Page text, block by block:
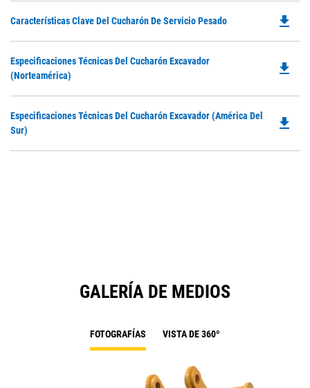
Características Clave Del Cucharón De Servicio Pesado file_download
Especificaciones Técnicas Del Cucharón Excavador
(Norteamérica)
file_download
Especificaciones Técnicas Del Cucharón Excavador (América Del
Sur)
file_download
GALERÍA DE MEDIOS
FOTOGRAFÍAS VISTA DE 360º